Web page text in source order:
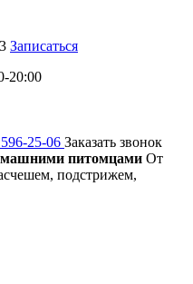
Записаться
20:00
596-25-06 Заказать звонок
питомцами От
подстрижем,